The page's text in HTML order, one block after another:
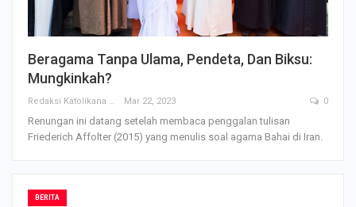
Beragama Tanpa Ulama, Pendeta, Dan Biksu:
Mungkinkah?
Redaksi Katolikana Mar 22, 2023 0
Renungan ini datang setelah membaca penggalan tulisan
Friederich Affolter (2015) yang menulis soal agama Bahai di Iran.
BERITA